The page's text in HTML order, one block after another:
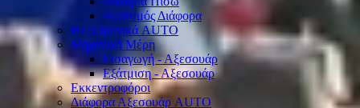
Φωτισμός Διάφορα
Ηλεκτρονικά AUTO
Μηχανικά Μέρη
Εισαγωγή - Αξεσουάρ
Εξάτμιση - Αξεσουάρ
Εκκεντροφόροι
Διάφορα Αξεσουάρ AUTO